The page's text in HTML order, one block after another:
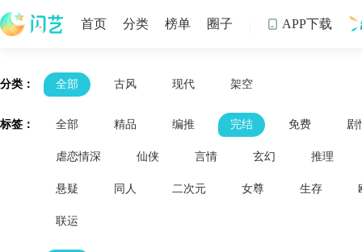
首页 分类 榜单 圈子  APP下载
分类： 全部 古风 现代 架空
标签： 全部 精品 编推 完结 免费 剧
虐恋情深 仙侠 言情 玄幻 推理
悬疑 同人 二次元 女尊 生存
联运